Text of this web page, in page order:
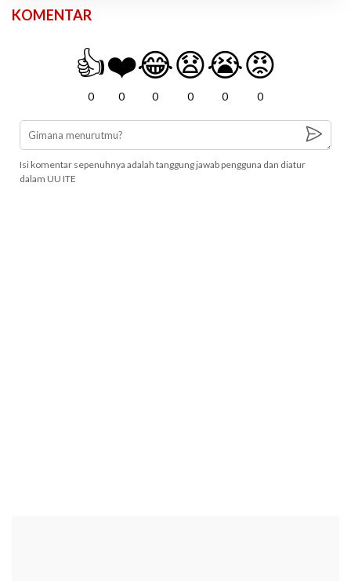
KOMENTAR
👍
0
❤️
0
😂
0
😧
0
😭
0
😡
0
Isi komentar sepenuhnya adalah tanggung jawab pengguna dan diatur
dalam UU ITE